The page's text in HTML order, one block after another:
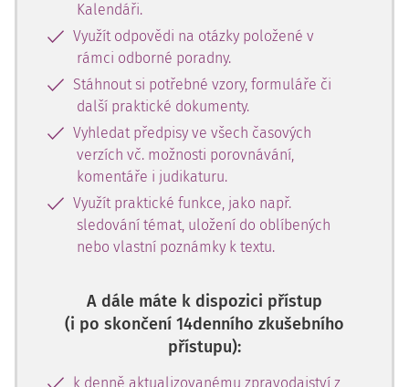
Kalendáři.
Využít odpovědi na otázky položené v
rámci odborné poradny.
Stáhnout si potřebné vzory, formuláře či
další praktické dokumenty.
Vyhledat předpisy ve všech časových
verzích vč. možnosti porovnávání,
komentáře i judikaturu.
Využít praktické funkce, jako např.
sledování témat, uložení do oblíbených
nebo vlastní poznámky k textu.
A dále máte k dispozici přístup
(i po skončení 14denního zkušebního
přístupu):
k denně aktualizovanému zpravodajství z